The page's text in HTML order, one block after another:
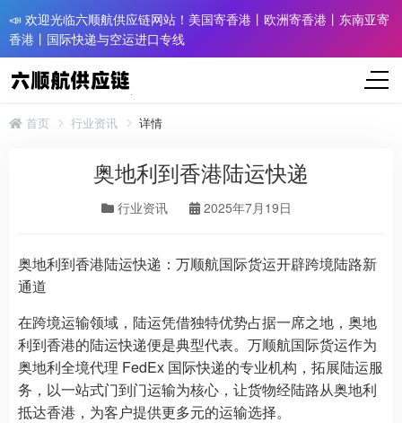
📣 欢迎光临六顺航供应链网站！美国寄香港丨欧洲寄香港丨东南亚寄
香港丨国际快递与空运进口专线
首页 行业资讯 详情
奥地利到香港陆运快递
行业资讯 2025年7月19日
奥地利到香港陆运快递：万顺航国际货运开辟跨境陆路新
通道
在跨境运输领域，陆运凭借独特优势占据一席之地，奥地
利到香港的陆运快递便是典型代表。万顺航国际货运作为
奥地利全境代理 FedEx 国际快递的专业机构，拓展陆运服
务，以一站式门到门运输为核心，让货物经陆路从奥地利
抵达香港，为客户提供更多元的运输选择。